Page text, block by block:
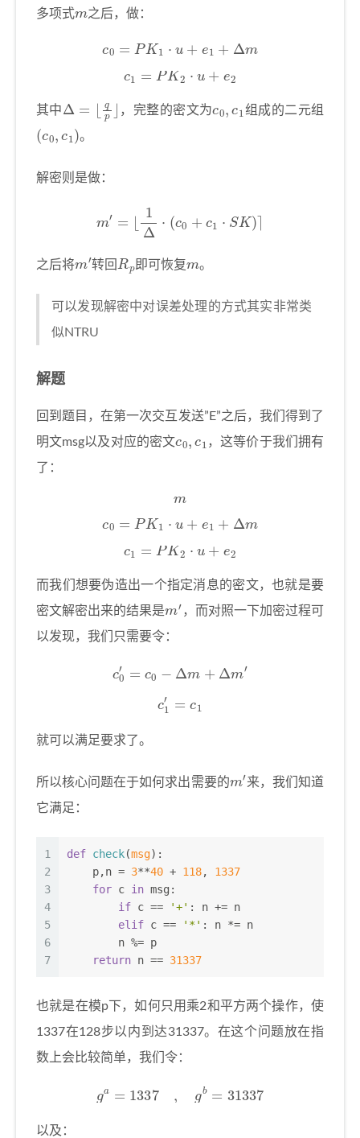
多项式 之后，做：
0=PK +e Δ
m
c1 =P K2 u+ e
其中 Δ p ⌋ ，完整的密文为 1组成的二元组
(c )。
解密则是做：
⌊1
之后将 ′转回 Rp 即可恢复 。
可以发现解密中对误差处理的方式其实非常类
似NTRU
解题
回到题目，在第一次交互发送”E”之后，我们得到了
明文msg以及对应的密文
，这等价于我们拥有
了：
m
0=PK +e Δ
m
c1 =P K2 u+ e
而我们想要伪造出一个指定消息的密文，也就是要
密文解密出来的结果是
′，而对照一下加密过程可
以发现，我们只需要令：
Δ Δ m
c1
就可以满足要求了。
所以核心问题在于如何求出需要的 ′来，我们知道
它满足：
1
2
3
4
5
6
7
def check(msg):
    p,n =
3**40 + 118, 1337
for c in msg:
if c == '+' : n += n
elif c == '*' : n *= n
        n %= p
return n == 31337
也就是在模p下，如何只用乘2和平方两个操作，使
1337在128步以内到达31337。在这个问题放在指
数上会比较简单，我们令：
a=1337 31337
以及：